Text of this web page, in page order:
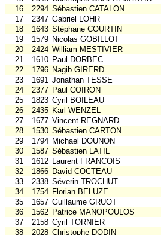
16
2294 Sébastien CATALON
17
2347 Gabriel LOHR
18
1643 Stéphane COURTIN
19
1579 Nicolas GOBILLOT
20
2424 William MESTIVIER
21
1610 Paul DORBEC
22
1796 Nagib GIRERD
23
1691 Jonathan TESSE
24
2377 Paul COIRON
25
1823 Cyril BOILEAU
26
2435 Karl WENZEL
27
1677 Vincent REGNARD
28
1530 Sébastien CARTON
29
1794 Michael DOUNON
30
1587 Sébastien LATIL
31
1612 Laurent FRANCOIS
32
1866 David COCTEAU
33
2338 Séverin TROCHUT
34
1754 Florian BELUZE
35
1657 Guillaume GRUOT
36
1562 Patrice MANOPOULOS
37
2158 Cyril TORNIER
38
2028 Christophe DODIN